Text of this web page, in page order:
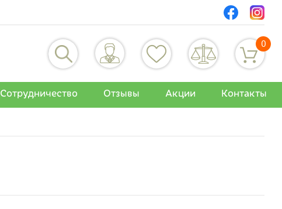
0
Сотрудничество Отзывы Акции Контакты